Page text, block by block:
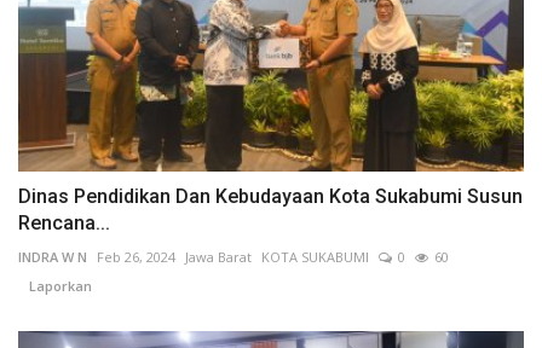
Dinas Pendidikan Dan Kebudayaan Kota Sukabumi Susun
Rencana...
INDRA W N Feb 26, 2024 Jawa Barat KOTA SUKABUMI 0
60
Laporkan